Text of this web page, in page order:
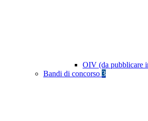
OIV (da pubblicare
Bandi di concorso 3